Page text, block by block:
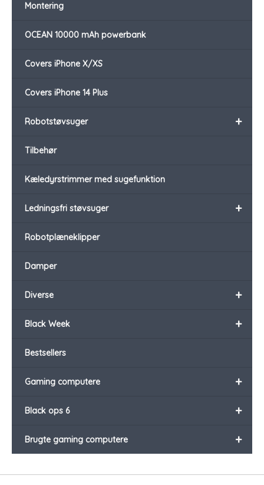
Montering
OCEAN 10000 mAh powerbank
Covers iPhone X/XS
Covers iPhone 14 Plus
+
Robotstøvsuger
Tilbehør
Kæledyrstrimmer med sugefunktion
+
Ledningsfri støvsuger
Robotplæneklipper
Damper
+
Diverse
+
Black Week
Bestsellers
+
Gaming computere
+
Black ops 6
+
Brugte gaming computere